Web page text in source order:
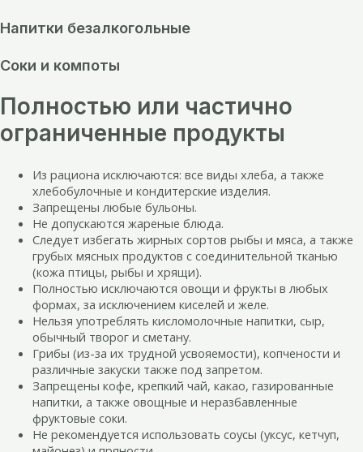
Напитки безалкогольные
Соки и компоты
Полностью или частично
ограниченные продукты
Из рациона исключаются: все виды хлеба, а также
хлебобулочные и кондитерские изделия.
Запрещены любые бульоны.
Не допускаются жареные блюда.
Следует избегать жирных сортов рыбы и мяса, а также
грубых мясных продуктов с соединительной тканью
(кожа птицы, рыбы и хрящи).
Полностью исключаются овощи и фрукты в любых
формах, за исключением киселей и желе.
Нельзя употреблять кисломолочные напитки, сыр,
обычный творог и сметану.
Грибы (из-за их трудной усвояемости), копчености и
различные закуски также под запретом.
Запрещены кофе, крепкий чай, какао, газированные
напитки, а также овощные и неразбавленные
фруктовые соки.
Не рекомендуется использовать соусы (уксус, кетчуп,